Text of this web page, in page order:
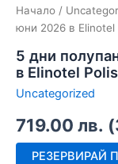
Начало /
юни 2026 в Elinotel
5 дни
в Elinotel
Uncategorized
719.00 лв. (
РЕЗЕРВИРАЙ